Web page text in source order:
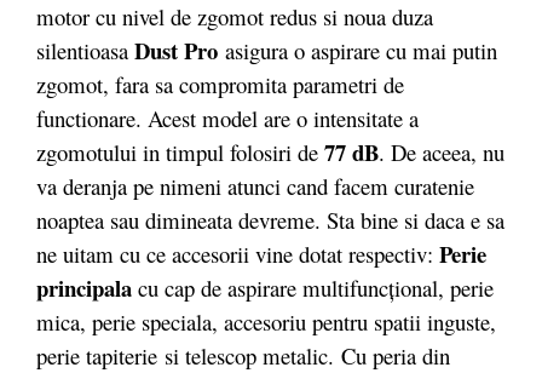
motor cu nivel de zgomot redus si noua duza
silentioasa Dust Pro asigura o aspirare cu mai putin
zgomot, fara sa compromita parametri de
functionare. Acest model are o intensitate a
zgomotului in timpul folosiri de 77 dB. De aceea, nu
va deranja pe nimeni atunci cand facem curatenie
noaptea sau dimineata devreme. Sta bine si daca e sa
ne uitam cu ce accesorii vine dotat respectiv: Perie
principala cu cap de aspirare multifuncţional, perie
mica, perie speciala, accesoriu pentru spatii inguste,
perie tapiterie si telescop metalic. Cu peria din